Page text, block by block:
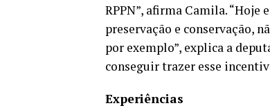
RPPN”, afirma Camila. “Hoje
preservação e conservação,
por exemplo”, explica a
conseguir trazer esse
Experiências